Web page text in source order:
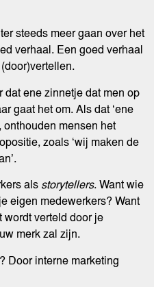
steeds meer gaan over het
verhaal. Een goed verhaal
ene zinnetje dat men op
gaat het om. Als dat ‘ene
mensen het
zoals ‘wij maken de
als storytellers. Want wie
eigen medewerkers? Want
wordt verteld door je
merk zal zijn.
Door interne marketing